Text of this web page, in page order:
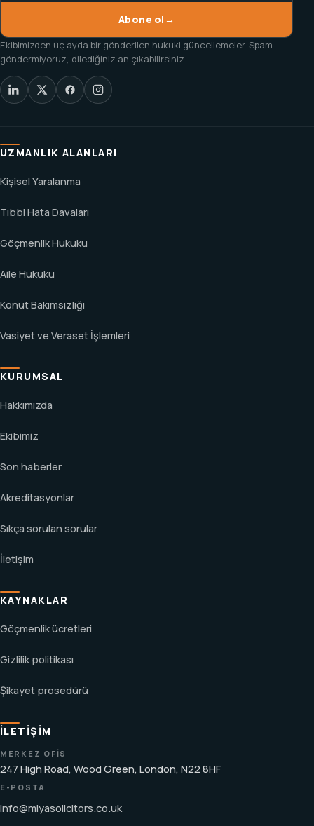
Abone ol →
Ekibimizden üç ayda bir gönderilen hukuki güncellemeler. Spam
göndermiyoruz, dilediğiniz an çıkabilirsiniz.
UZMANLIK ALANLARI
Kişisel Yaralanma
Tıbbi Hata Davaları
Göçmenlik Hukuku
Aile Hukuku
Konut Bakımsızlığı
Vasiyet ve Veraset İşlemleri
KURUMSAL
Hakkımızda
Ekibimiz
Son haberler
Akreditasyonlar
Sıkça sorulan sorular
İletişim
KAYNAKLAR
Göçmenlik ücretleri
Gizlilik politikası
Şikayet prosedürü
İLETIŞIM
MERKEZ OFIS
247 High Road, Wood Green, London, N22 8HF
E-POSTA
info@miyasolicitors.co.uk